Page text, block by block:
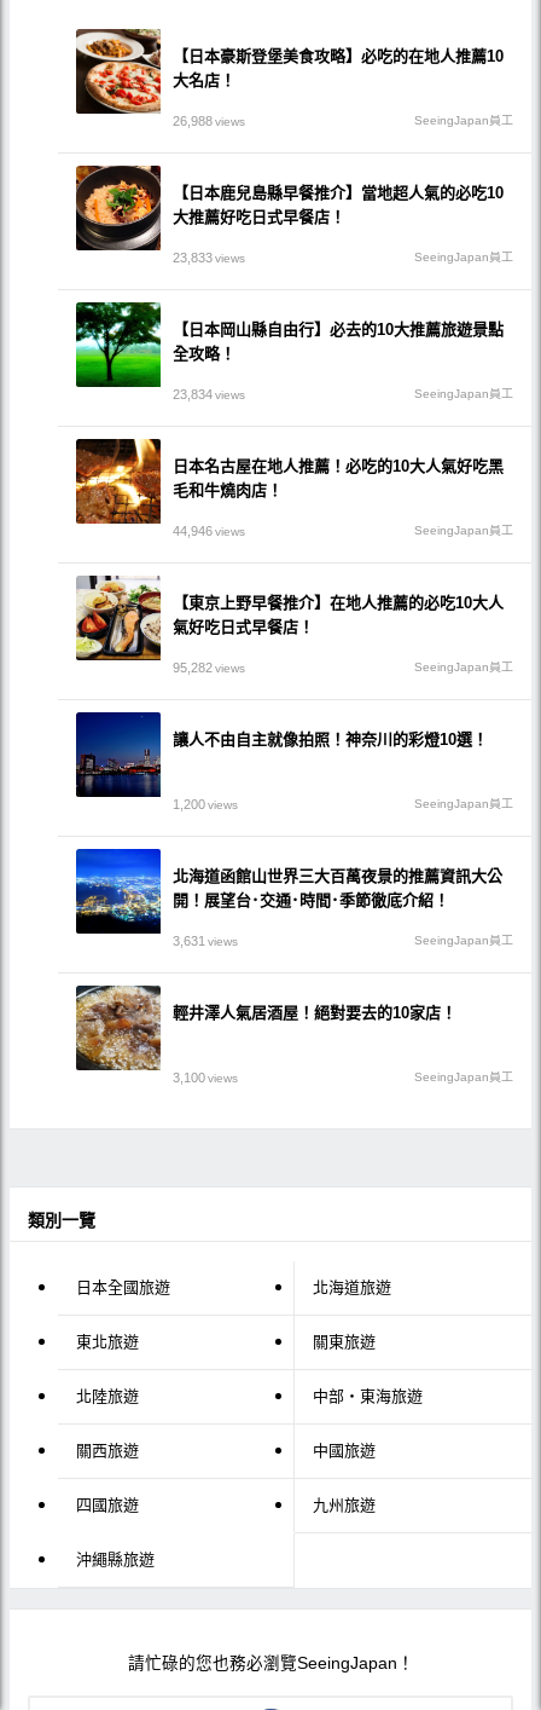
【日本豪斯登堡美食攻略】必吃的在地人推薦10
大名店！
26,988views SeeingJapan員工
【日本鹿兒島縣早餐推介】當地超人氣的必吃10
大推薦好吃日式早餐店！
23,833views SeeingJapan員工
【日本岡山縣自由行】必去的10大推薦旅遊景點
全攻略！
23,834views SeeingJapan員工
日本名古屋在地人推薦！必吃的10大人氣好吃黑
毛和牛燒肉店！
44,946views SeeingJapan員工
【東京上野早餐推介】在地人推薦的必吃10大人
氣好吃日式早餐店！
95,282views SeeingJapan員工
讓人不由自主就像拍照！神奈川的彩燈10選！
1,200views SeeingJapan員工
北海道函館山世界三大百萬夜景的推薦資訊大公
開！展望台･交通･時間･季節徹底介紹！
3,631 views SeeingJapan員工
輕井澤人氣居酒屋！絕對要去的10家店！
3,100views SeeingJapan員工
類別一覽
日本全國旅遊 北海道旅遊
東北旅遊 關東旅遊
北陸旅遊 中部・東海旅遊
關西旅遊 中國旅遊
四國旅遊 九州旅遊
沖繩縣旅遊
請忙碌的您也務必瀏覽SeeingJapan！